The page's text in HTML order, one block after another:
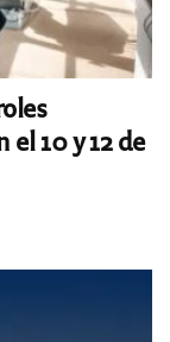
10 y 12 de